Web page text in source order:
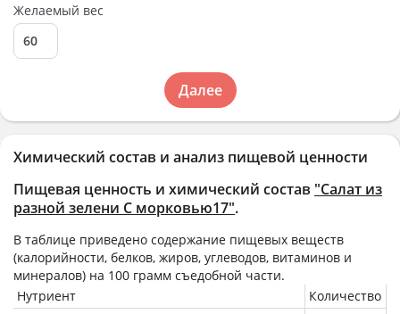
Химический состав и анализ пищевой ценности
Пищевая ценность и химический состав "Салат из
разной зелени С морковью17".
В таблице приведено содержание пищевых веществ
(калорийности, белков, жиров, углеводов, витаминов и
минералов) на 100 грамм съедобной части.
Нутриент
Количество
Желаемый вес
Далее